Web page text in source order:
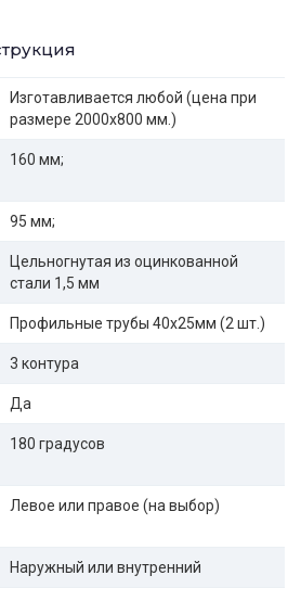
Изготавливается любой (цена при
размере 2000x800 мм.)
160 мм;
95 мм;
Цельногнутая из оцинкованной
стали 1,5 мм
Профильные трубы 40х25мм (2 шт.)
3 контура
Да
180 градусов
Левое или правое (на выбор)
Наружный или внутренний